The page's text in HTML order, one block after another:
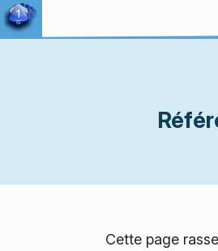
Aller directement au contenu
Cette page